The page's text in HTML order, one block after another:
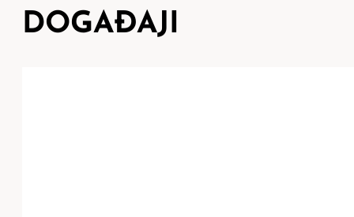
DOGAĐAJI